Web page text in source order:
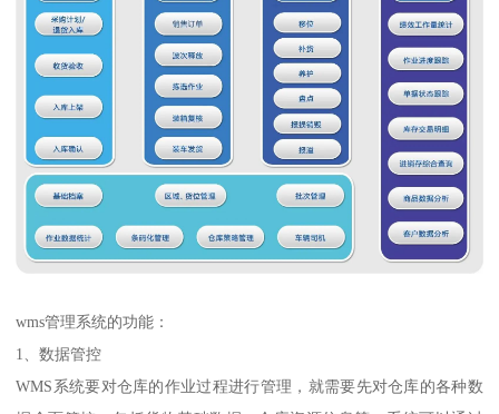
wms管理系统的功能：
1、数据管控
WMS系统要对仓库的作业过程进行管理，就需要先对仓库的各种数